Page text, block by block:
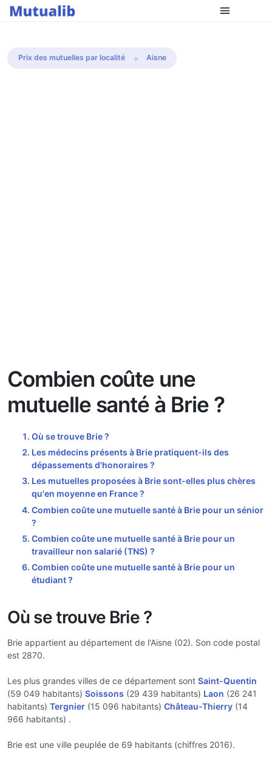
Comparer les mutuelles
Prix des mutuelles par localité Aisne
Combien coûte une
mutuelle santé à Brie ?
Où se trouve Brie ?
Les médecins présents à Brie pratiquent-ils des
dépassements d'honoraires ?
Les mutuelles proposées à Brie sont-elles plus chères
qu'en moyenne en France ?
Combien coûte une mutuelle santé à Brie pour un sénior
?
Combien coûte une mutuelle santé à Brie pour un
travailleur non salarié (TNS) ?
Combien coûte une mutuelle santé à Brie pour un
étudiant ?
Où se trouve Brie ?
Brie appartient au département de l'Aisne (02). Son code postal
est 2870.
Les plus grandes villes de ce département sont Saint-Quentin
(59 049 habitants) Soissons (29 439 habitants) Laon (26 241
habitants) Tergnier (15 096 habitants) Château-Thierry (14
966 habitants) .
Brie est une ville peuplée de 69 habitants (chiffres 2016).